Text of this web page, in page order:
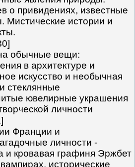
о привидениях, известные
Мистические истории и
обычные вещи:
в архитектуре и
искусство и необычная
стеклянные
ювелирные украшения
личности
Франции и
личности -
и кровавая графиня Эржбет
исторические